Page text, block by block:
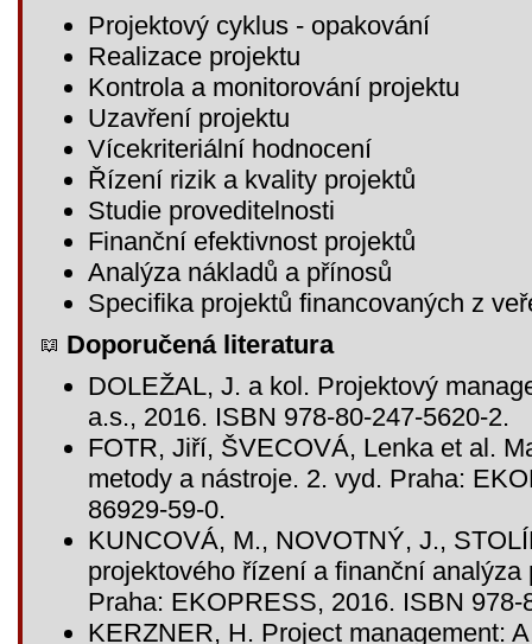
Projektový cyklus - opakování
Realizace projektu
Kontrola a monitorování projektu
Uzavření projektu
Vícekriteriální hodnocení
Řízení rizik a kvality projektů
Studie proveditelnosti
Finanční efektivnost projektů
Analýza nákladů a přínosů
Specifika projektů financovaných z
Doporučená literatura
DOLEŽAL, J. a kol. Projektový
a.s., 2016. ISBN 978-80-247-5620-2.
FOTR, Jiří, ŠVECOVÁ, Lenka et al.
metody a nástroje. 2. vyd. Praha:
86929-59-0.
KUNCOVÁ, M., NOVOTNÝ, J.,
projektového řízení a finanční analýza
Praha: EKOPRESS, 2016. ISBN 978-
KERZNER, H. Project management: